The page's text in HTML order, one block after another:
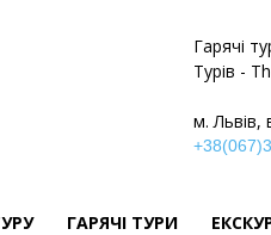
Гарячі
Турів -
м.
ГАРЯЧІ ТУРИ